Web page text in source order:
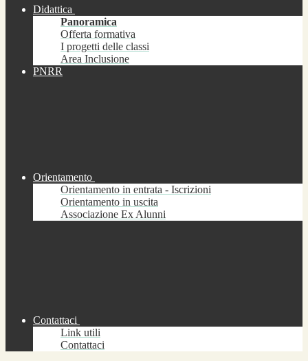
Didattica
Panoramica
Offerta formativa
I progetti delle classi
Area Inclusione
PNRR
Orientamento
Orientamento in entrata - Iscrizioni
Orientamento in uscita
Associazione Ex Alunni
Contattaci
Link utili
Contattaci